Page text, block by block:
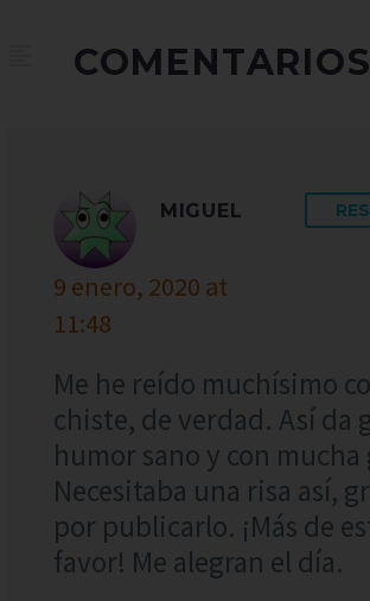
COMENTARIOS
MIGUEL
9 enero, 2020 at
11:48
Me he reído muchísimo
chiste, de verdad. Así da
humor sano y con mucha
Necesitaba una risa así,
por publicarlo. ¡Más de
favor! Me alegran el día.